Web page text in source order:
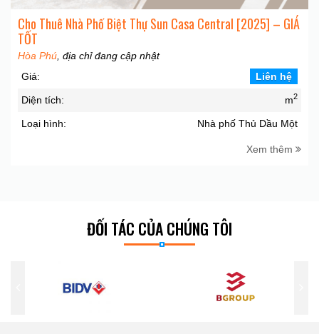
Cho Thuê Nhà Phố Biệt Thự Sun Casa Central [2025] – GIÁ
TỐT
Hòa Phú , địa chỉ đang cập nhật
Giá:
Liên hệ
Diện tích: m2
Loại hình: Nhà phố Thủ Dầu Một
Xem thêm
ĐỐI TÁC CỦA CHÚNG TÔI